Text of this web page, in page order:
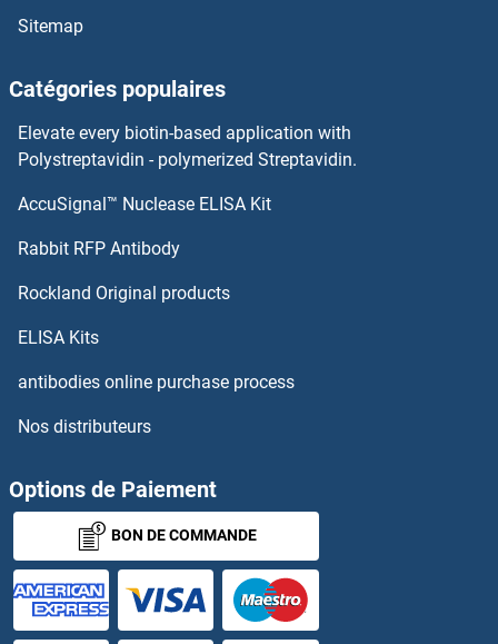
HMCN1 Kits ELISA
HNRNPD/AUF1 Kits ELISA
HNRNPH1 Kits ELISA
HNRNPK Kits ELISA
HNRNPL Kits ELISA
HNRNPM Kits ELISA
HNRNPU Kits ELISA
HNRNPUL1 Kits ELISA
Sitemap
Catégories populaires
Elevate every biotin-based application with
Polystreptavidin - polymerized Streptavidin.
AccuSignal™ Nuclease ELISA Kit
Rabbit RFP Antibody
Rockland Original products
ELISA Kits
antibodies online purchase process
Nos distributeurs
Options de Paiement
BON DE COMMANDE